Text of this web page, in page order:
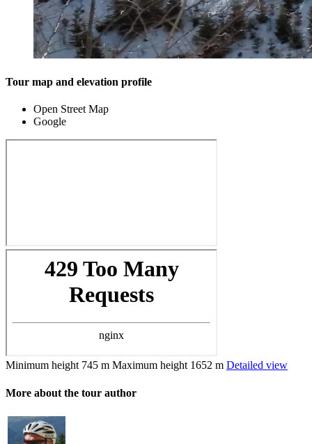
Tour map and elevation profile
Open Street Map
Google
Minimum height 745 m Maximum height 1652 m Detailed view
More about the tour author